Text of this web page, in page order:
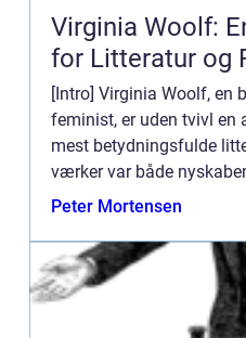
Virginia Woolf:
for Litteratur og
[Intro] Virginia Woolf, en
feminist, er uden tvivl en
mest betydningsfulde
værker var både
eksperimenterende, og
Peter Mortensen